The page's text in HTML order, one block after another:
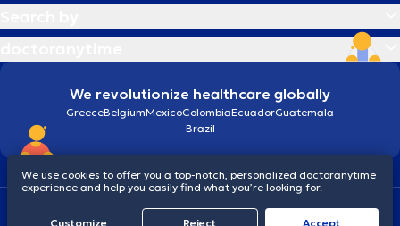
We revolutionize healthcare globally
GreeceBelgiumMexicoColombiaEcuadorGuatemala
Brazil
Cookiesdoctoranytime: Data Protection Policy
© 2026 doctoranytime
We use cookies to offer you a top-notch, personalized doctoranytime
experience and help you easily find what you’re looking for.
Customize Reject Accept